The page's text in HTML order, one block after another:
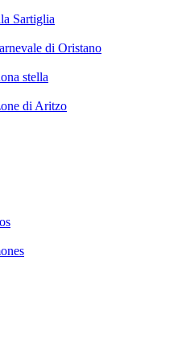
Sartiglia
di Oristano
stella
di Aritzo